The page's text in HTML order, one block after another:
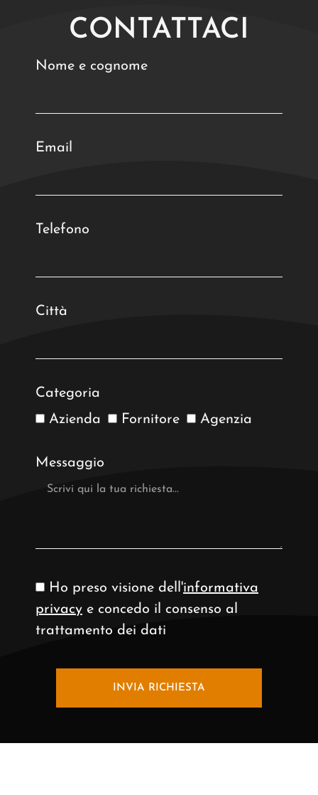
CONTATTACI
Nome e cognome
Email
Telefono
Città
Categoria
Azienda
Fornitore Agenzia
Messaggio
Ho preso visione dell'informativa
privacy e concedo il consenso al
trattamento dei dati
INVIA RICHIESTA